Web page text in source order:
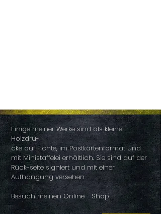
Einige meiner Werke sind als kleine
Holzdru-
cke auf Fichte, im Postkartenformat und
mit Ministaffelei erhältlich. Sie sind auf der
Rück-seite signiert und mit einer
Aufhängung versehen.
Besuch meinen Online - Shop